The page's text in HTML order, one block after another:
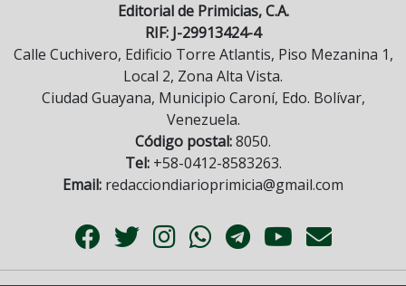
Editorial de Primicias, C.A.
RIF: J-29913424-4
Calle Cuchivero, Edificio Torre Atlantis, Piso Mezanina 1,
Local 2, Zona Alta Vista.
Ciudad Guayana, Municipio Caroní, Edo. Bolívar,
Venezuela.
Código postal:8050.
Tel:+58-0412-8583263.
Email: redacciondiarioprimicia@gmail.com